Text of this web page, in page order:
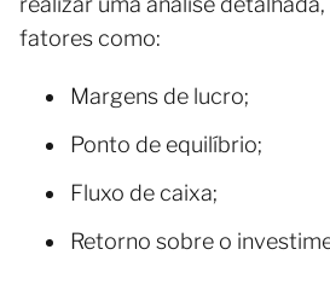
fatores como:
Margens de lucro;
Ponto de equilíbrio;
Fluxo de caixa;
Retorno sobre o